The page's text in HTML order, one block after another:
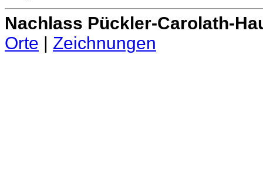
Nachlass Pückler-Carolath-
Orte
Zeichnungen